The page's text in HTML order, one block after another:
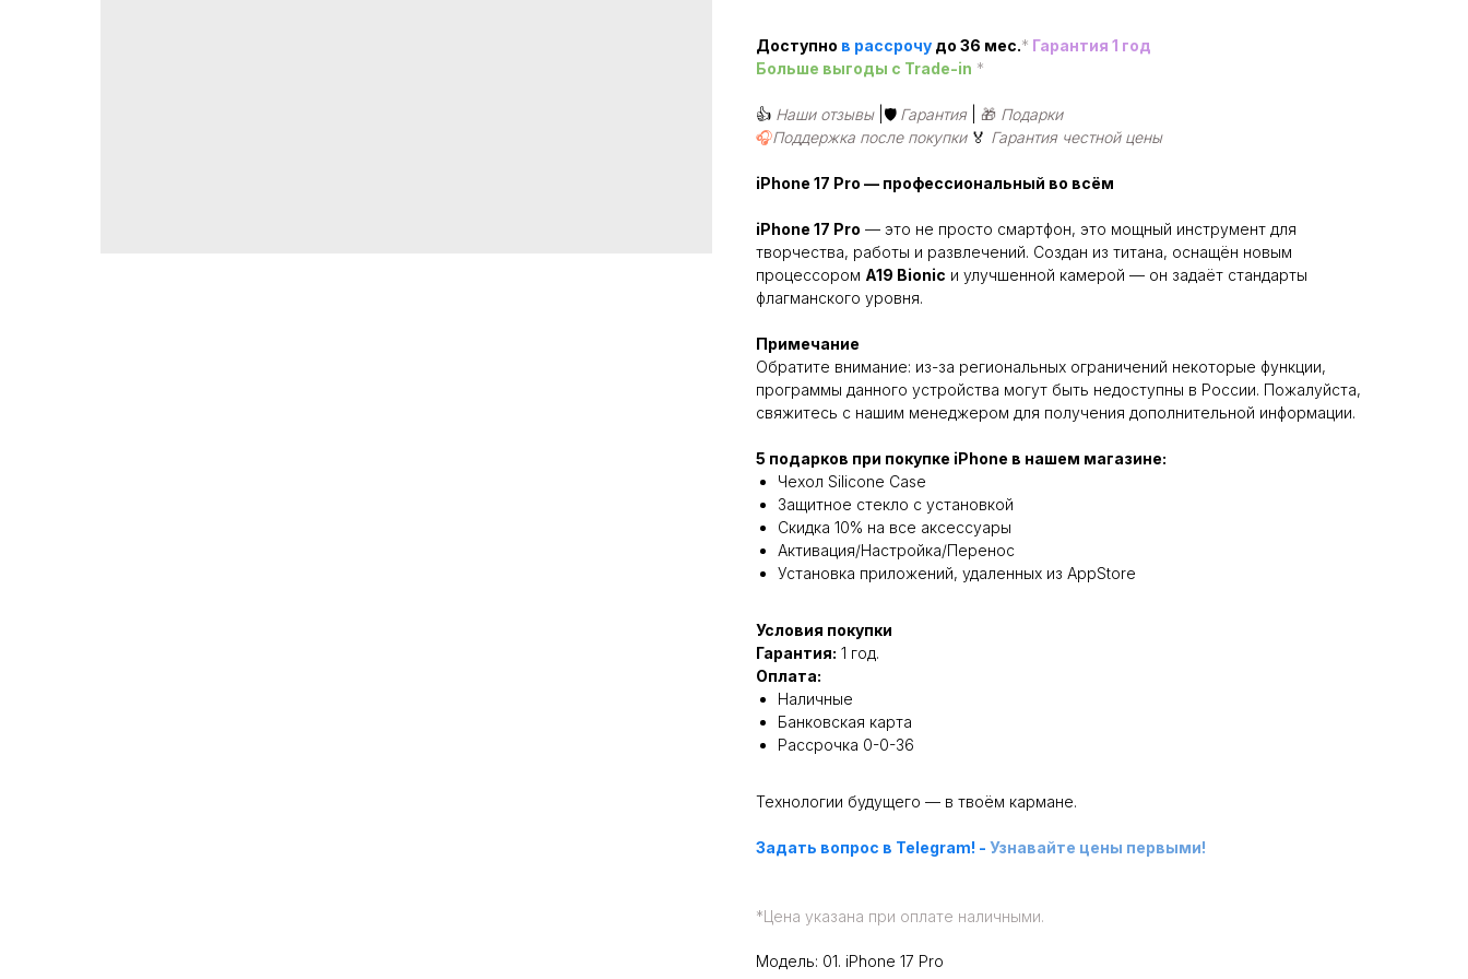
Доступно в рассрочу до 36 мес.* Гарантия 1 год
Больше выгоды c Trade-in *
👍 Наши отзывы |🛡️ Гарантия 🎁 Подарки
🎧Поддержка после покупки 🏅 Гарантия честной цены
iPhone 17 Pro — профессиональный во всём
iPhone 17 Pro — это не просто смартфон, это мощный инструмент для
творчества, работы и развлечений. Создан из титана, оснащён новым
процессором A19 Bionic и улучшенной камерой — он задаёт стандарты
флагманского уровня.
Примечание
Обратите внимание: из-за региональных ограничений некоторые функции,
программы данного устройства могут быть недоступны в России. Пожалуйста,
свяжитесь с нашим менеджером для получения дополнительной информации.
5 подарков при покупке iPhone в нашем магазине:
Чехол Silicone Case
Защитное стекло с установкой
Скидка 10% на все аксессуары
Активация/Настройка/Перенос
Установка приложений, удаленных из AppStore
Условия покупки
Гарантия: 1 год.
Оплата:
Наличные
Банковская карта
Рассрочка 0-0-36
Технологии будущего — в твоём кармане.
Задать вопрос в Telegram! - Узнавайте цены первыми!
*Цена указана при оплате наличными.
Модель: 01. iPhone 17 Pro